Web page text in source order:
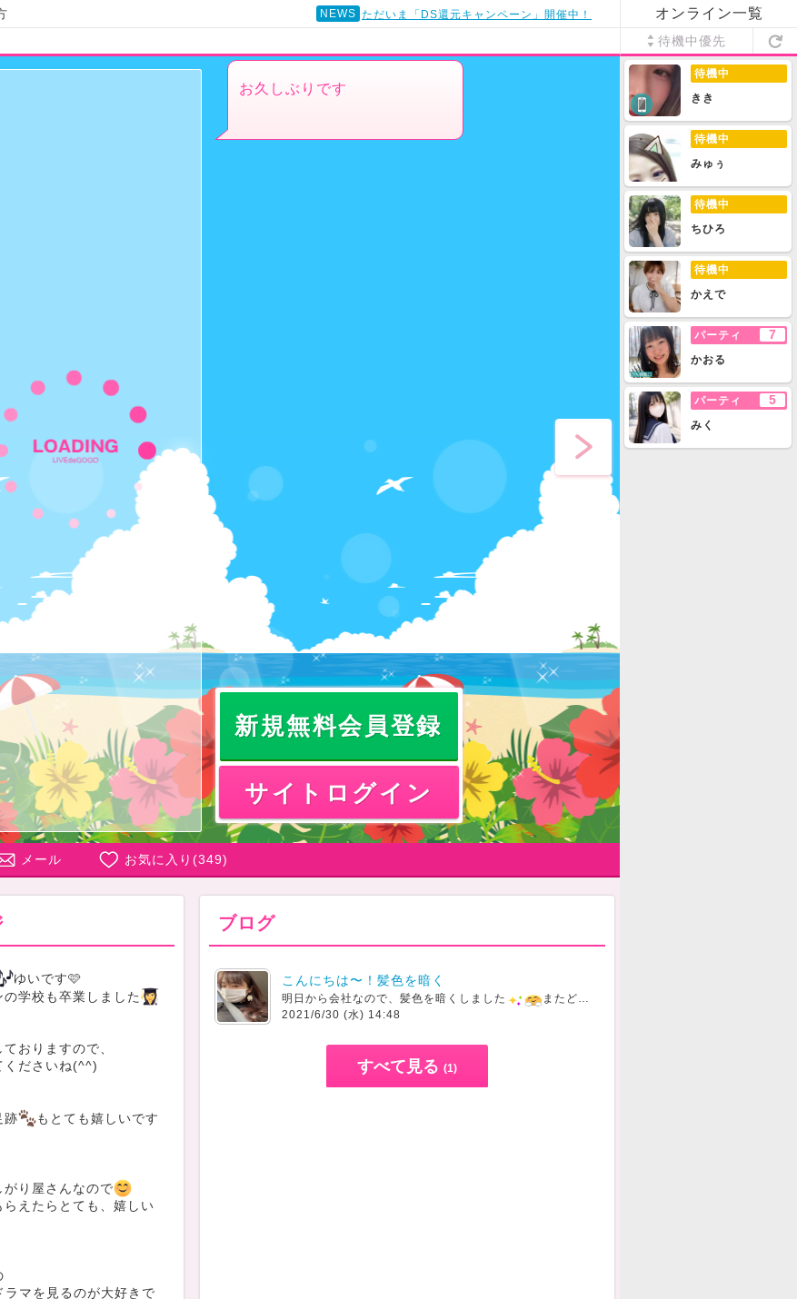
NEWS ただいま「DS還元キャンペーン」開催中！
お久しぶりです
新規無料会員登録
サイトログイン
メール お気に入り(349)
ゆいです🩷
の学校も卒業しました
おりますので、
くださいね(^^)
跡
もとても嬉しいです
り屋さんなので
らえたらとても、嬉しい
マを見るのが大好きで
ブログ
こんにちは〜！髪色を暗く
明日から会社なので、髪色を暗くしました
またどこかで、ゆいを見かけたらよろしくお願いします
2021/6/30 (水) 14:48
すべて見る (1)
オンライン一覧
待機中優先
待機中
きき
待機中
みゅぅ
待機中
ちひろ
待機中
かえで
パーティ 7
かおる
パーティ 5
みく